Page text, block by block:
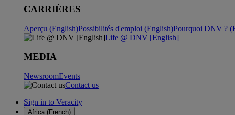
CARRIÈRES
Aperçu (English)Possibilités d'emploi (English)Pourquoi DNV ?
Life @ DNV [English]
MEDIA
NewsroomEvents
Contact us
Sign in to Veracity
Africa (French)